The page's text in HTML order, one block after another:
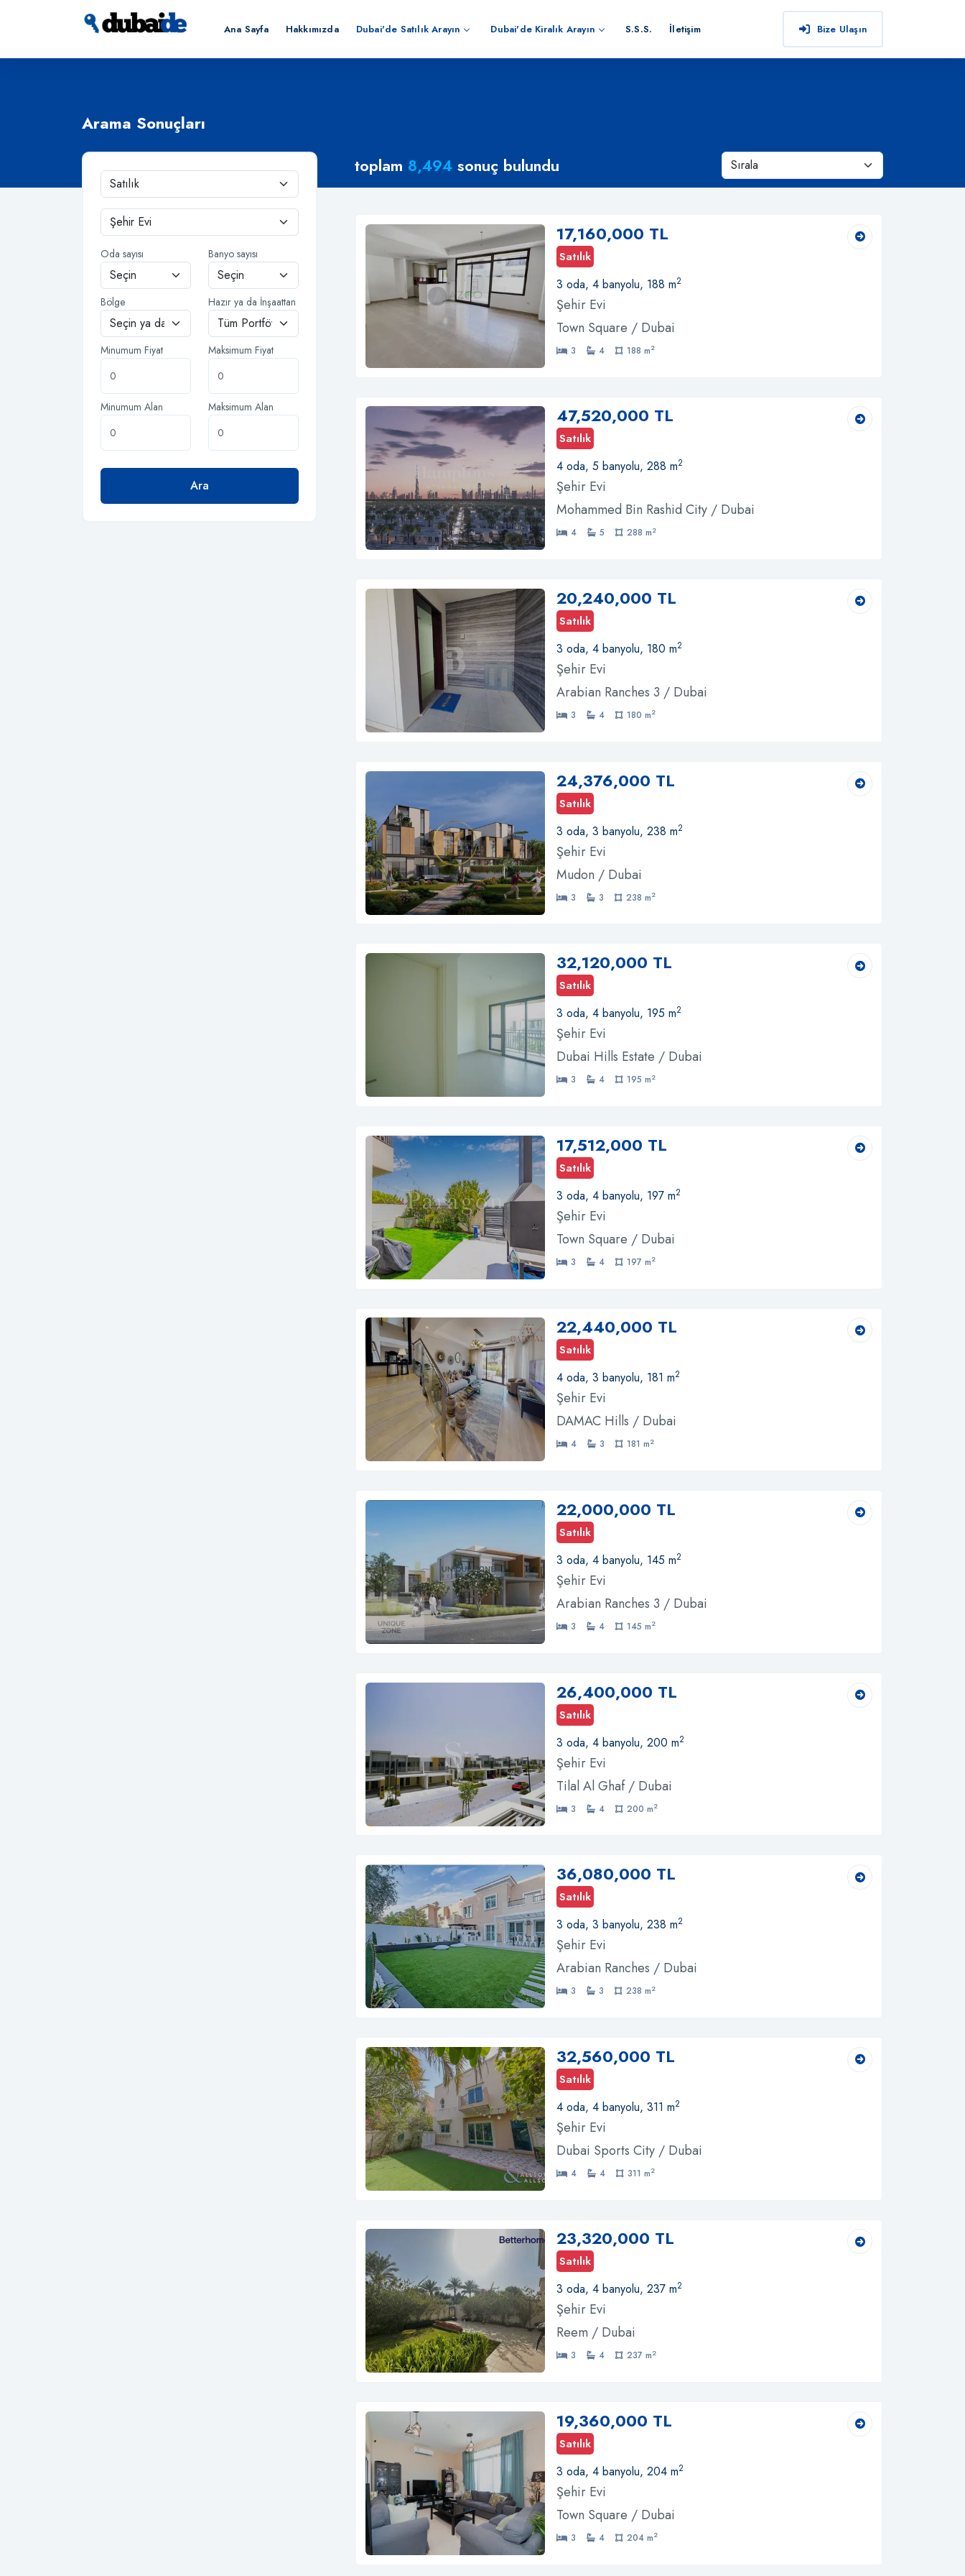
Ana Sayfa Hakkımızda Dubai'de Satılık Arayın Dubai'de Kiralık Arayın S.S.S. İletişim Bize Ulaşın
Arama Sonuçları
Oda sayısı Banyo sayısı
Bölge Hazır ya da İnşaattan
Minumum Fiyat Maksimum Fiyat
Minumum Alan Maksimum Alan
Ara
toplam 8,494 sonuç bulundu
17,160,000 TL
Satılık
3 oda, 4 banyolu, 188 m2
Şehir Evi
Town Square / Dubai
3 4 188 m2
47,520,000 TL
Satılık
4 oda, 5 banyolu, 288 m2
Şehir Evi
Mohammed Bin Rashid City / Dubai
4 5 288 m2
20,240,000 TL
Satılık
3 oda, 4 banyolu, 180 m2
Şehir Evi
Arabian Ranches 3 / Dubai
3 4 180 m2
24,376,000 TL
Satılık
3 oda, 3 banyolu, 238 m2
Şehir Evi
Mudon / Dubai
3 3 238 m2
32,120,000 TL
Satılık
3 oda, 4 banyolu, 195 m2
Şehir Evi
Dubai Hills Estate / Dubai
3 4 195 m2
17,512,000 TL
Satılık
3 oda, 4 banyolu, 197 m2
Şehir Evi
Town Square / Dubai
3 4 197 m2
22,440,000 TL
Satılık
4 oda, 3 banyolu, 181 m2
Şehir Evi
DAMAC Hills / Dubai
4 3 181 m2
22,000,000 TL
Satılık
3 oda, 4 banyolu, 145 m2
Şehir Evi
Arabian Ranches 3 / Dubai
3 4 145 m2
26,400,000 TL
Satılık
3 oda, 4 banyolu, 200 m2
Şehir Evi
Tilal Al Ghaf / Dubai
3 4 200 m2
36,080,000 TL
Satılık
3 oda, 3 banyolu, 238 m2
Şehir Evi
Arabian Ranches / Dubai
3 3 238 m2
32,560,000 TL
Satılık
4 oda, 4 banyolu, 311 m2
Şehir Evi
Dubai Sports City / Dubai
4 4 311 m2
23,320,000 TL
Satılık
3 oda, 4 banyolu, 237 m2
Şehir Evi
Reem / Dubai
3 4 237 m2
19,360,000 TL
Satılık
3 oda, 4 banyolu, 204 m2
Şehir Evi
Town Square / Dubai
3 4 204 m2